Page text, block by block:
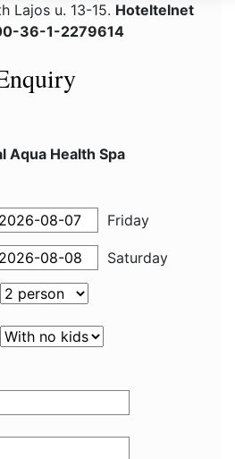
Lajos u. 13-15. Hoteltelnet
36-1-2279614
Aqua Health Spa
Friday
Saturday